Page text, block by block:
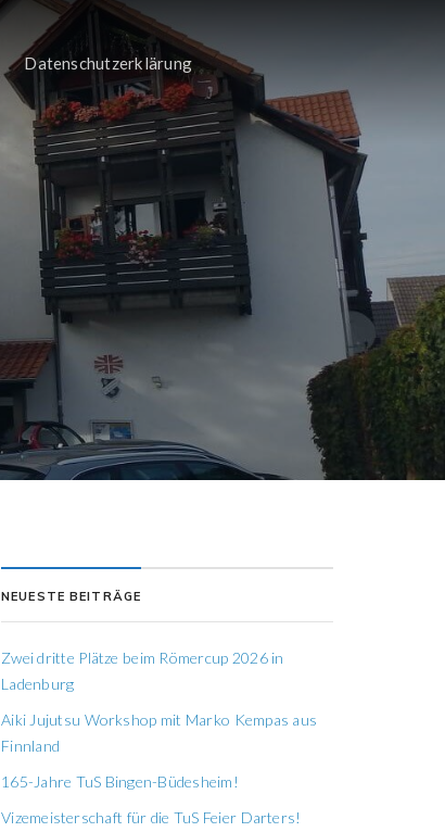
Datenschutzerklärung
NEUESTE BEITRÄGE
Zwei dritte Plätze beim Römercup 2026 in
Ladenburg
Aiki Jujutsu Workshop mit Marko Kempas aus
Finnland
165-Jahre TuS Bingen-Büdesheim!
Vizemeisterschaft für die TuS Feier Darters!